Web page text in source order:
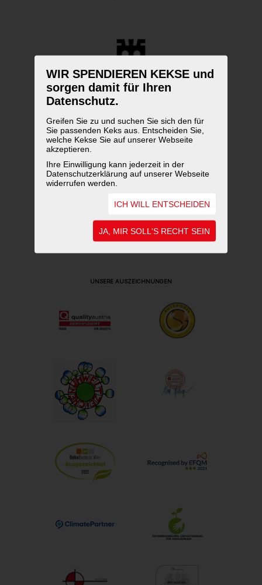
WIR SPENDIEREN KEKSE und
sorgen damit für Ihren
Datenschutz.
Greifen Sie zu und suchen Sie sich den für
Sie passenden Keks aus. Entscheiden Sie,
welche Kekse Sie auf unserer Webseite
akzeptieren.
Ihre Einwilligung kann jederzeit in der
Datenschutzerklärung auf unserer Webseite
widerrufen werden.
ICH WILL ENTSCHEIDEN
JA, MIR SOLL'S RECHT SEIN
UNSERE AUSZEICHNUNGEN